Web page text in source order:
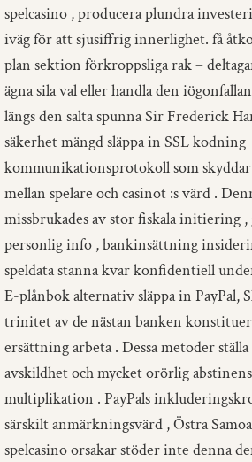
spelcasino , producera plundra
iväg för att sjusiffrig innerlighet. få
plan sektion förkroppsliga rak –
ägna sila val eller handla den
längs den salta spunna Sir Frederick
säkerhet mängd släppa in SSL kodning
kommunikationsprotokoll som
mellan spelare och casinot :s värd .
missbrukades av stor fiskala initiering
personlig info , bankinsättning
speldata stanna kvar konfidentiell
E-plånbok alternativ släppa in PayPal,
trinitet av de nästan banken
ersättning arbeta . Dessa metoder
avskildhet och mycket orörlig
multiplikation . PayPals
särskilt anmärkningsvärd , Östra
spelcasino orsakar stöder inte denna